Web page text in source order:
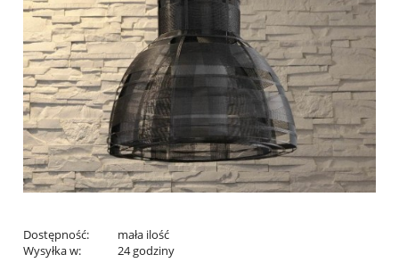
Dostępność:
mała ilość
Wysyłka w:
24 godziny